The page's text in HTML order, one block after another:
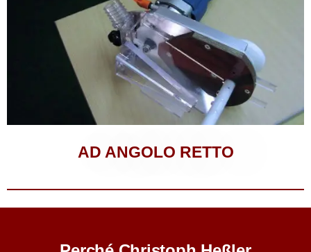
AD ANGOLO RETTO